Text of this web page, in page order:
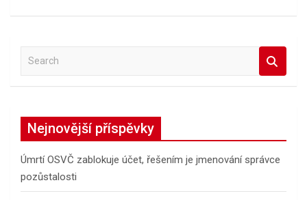
a
h
Nejnovější příspěvky
Úmrtí OSVČ zablokuje účet, řešením je jmenování správce
pozůstalosti